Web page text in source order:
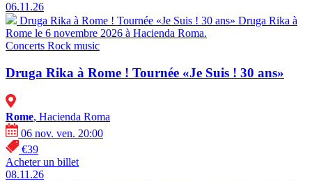
06.11.26
Druga Rika à Rome ! Tournée «Je Suis ! 30 ans» Druga Rika à
Rome le 6 novembre 2026 à Hacienda Roma.
Concerts Rock music
Druga Rika à Rome ! Tournée «Je Suis ! 30 ans»
Rome, Hacienda Roma
06 nov. ven. 20:00
€39
Acheter un billet
08.11.26